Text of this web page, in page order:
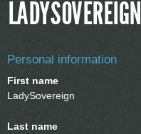
LADYSOVEREIGN
Personal information
First name
LadySovereign
Last name